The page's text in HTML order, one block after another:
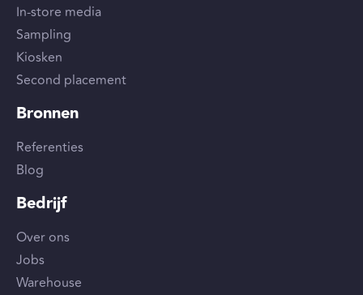
In-store media
Sampling
Kiosken
Second placement
Bronnen
Referenties
Blog
Bedrijf
Over ons
Jobs
Warehouse